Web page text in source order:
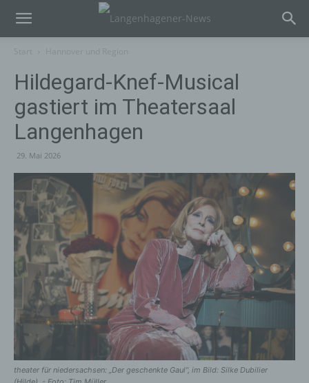
Hildegard-Knef-Musical
gastiert im Theatersaal
Langenhagen
29. Mai 2026
theater für niedersachsen: „Der geschenkte Gaul“, im Bild: Silke Dubilier